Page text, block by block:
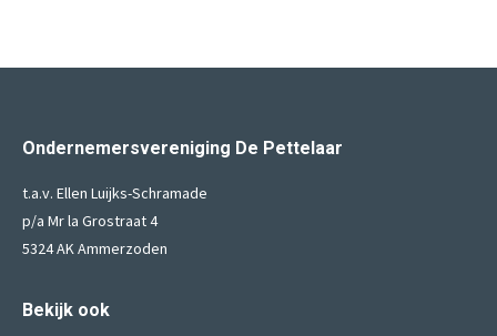
Ondernemersvereniging De Pettelaar
t.a.v. Ellen Luijks-Schramade
p/a Mr la Grostraat 4
5324 AK Ammerzoden
Bekijk ook